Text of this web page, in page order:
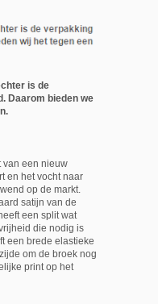
is de
Daarom bieden we
van een nieuw
en het vocht naar
op de markt.
satijn van de
een split wat
die nodig is
een brede elastieke
om de broek nog
print op het